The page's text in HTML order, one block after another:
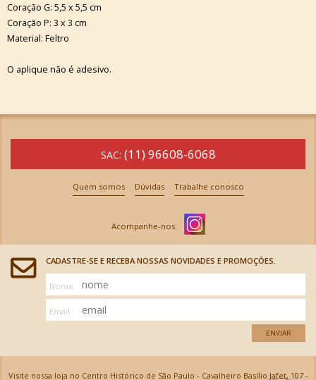
Coração G: 5,5 x 5,5 cm
Coração P: 3 x 3 cm
Material: Feltro
O aplique não é adesivo.
SAC: (11) 96608-6068
Quem somos Dúvidas Trabalhe conosco
CADASTRE-SE E RECEBA NOSSAS NOVIDADES E PROMOÇÕES.
Nome
Email
ENVIAR
Visite nossa loja no Centro Histórico de São Paulo - Cavalheiro Basílio Jafet, 107 -